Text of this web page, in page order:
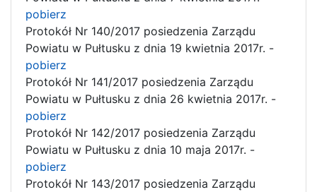
pobierz
Protokół Nr 140/2017 posiedzenia Zarządu
Powiatu w Pułtusku z dnia 19 kwietnia 2017r. -
pobierz
Protokół Nr 141/2017 posiedzenia Zarządu
Powiatu w Pułtusku z dnia 26 kwietnia 2017r. -
pobierz
Protokół Nr 142/2017 posiedzenia Zarządu
Powiatu w Pułtusku z dnia 10 maja 2017r. -
pobierz
Protokół Nr 143/2017 posiedzenia Zarządu